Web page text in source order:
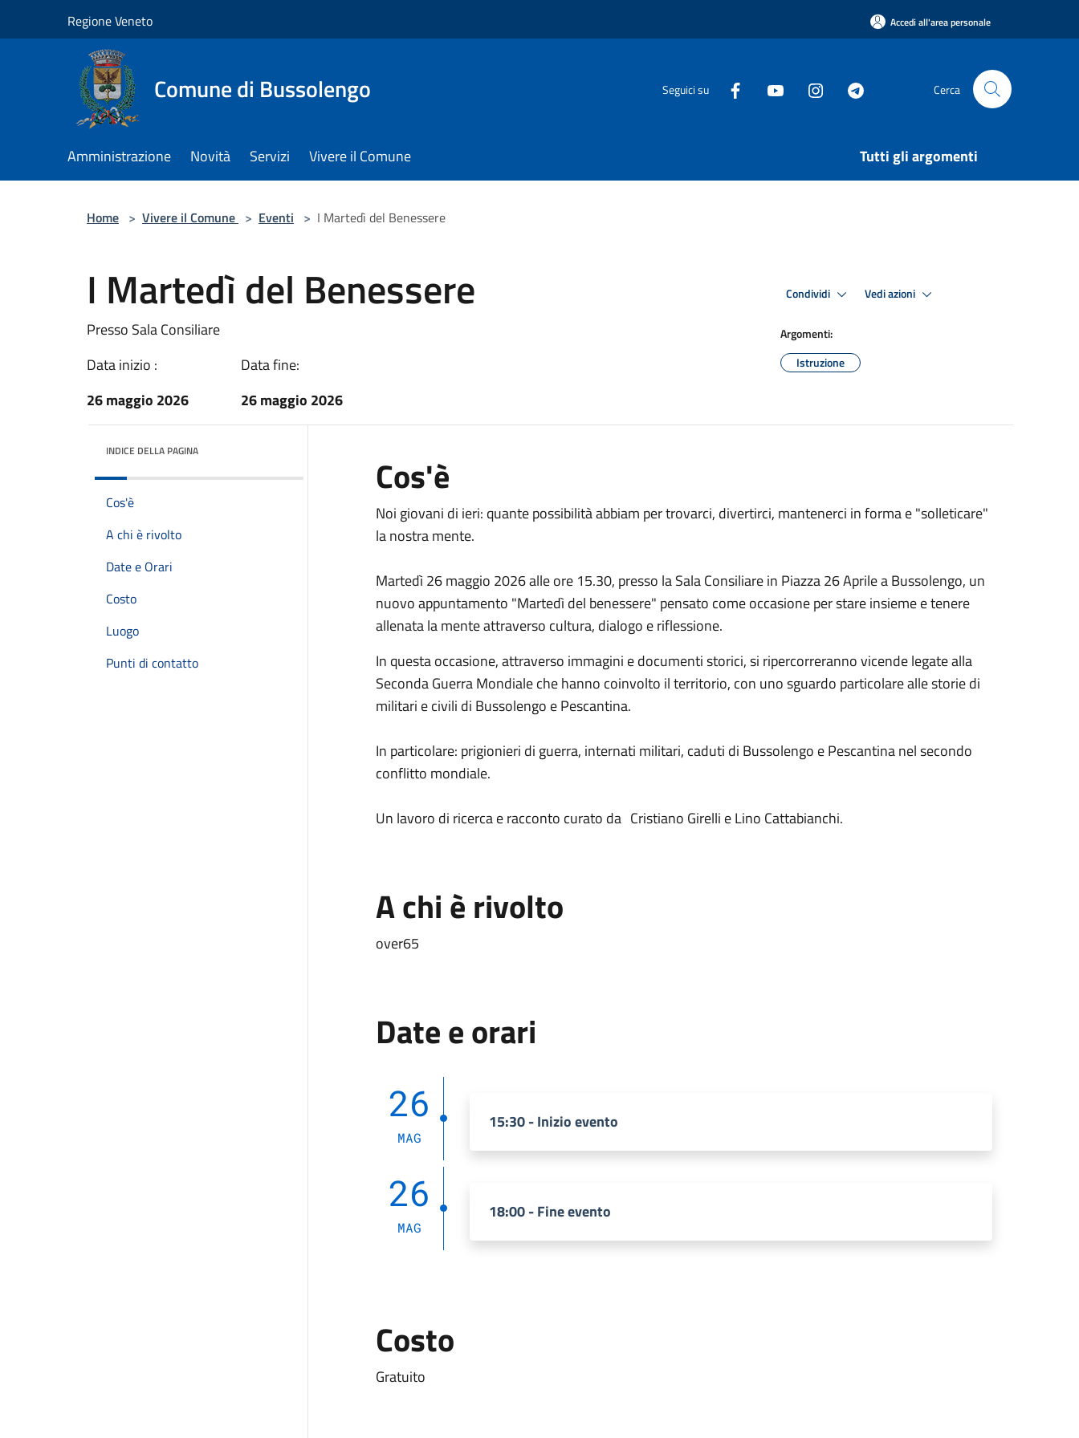
Regione Veneto Accedi all'area personale
Comune di Bussolengo Seguici su Cerca
Amministrazione Novità Servizi Vivere il Comune Tutti gli argomenti
Home > Vivere il Comune > Eventi > I Martedì del Benessere
I Martedì del Benessere
Presso Sala Consiliare
Data inizio :
26 maggio 2026
Data fine:
26 maggio 2026
Condividi Vedi azioni
Argomenti:
Istruzione
INDICE DELLA PAGINA
Cos'è
A chi è rivolto
Date e Orari
Costo
Luogo
Punti di contatto
Cos'è
Noi giovani di ieri: quante possibilità abbiam per trovarci, divertirci, mantenerci in forma e "solleticare"
la nostra mente.
Martedì 26 maggio 2026 alle ore 15.30, presso la Sala Consiliare in Piazza 26 Aprile a Bussolengo, un
nuovo appuntamento "Martedì del benessere" pensato come occasione per stare insieme e tenere
allenata la mente attraverso cultura, dialogo e riflessione.
In questa occasione, attraverso immagini e documenti storici, si ripercorreranno vicende legate alla
Seconda Guerra Mondiale che hanno coinvolto il territorio, con uno sguardo particolare alle storie di
militari e civili di Bussolengo e Pescantina.
In particolare: prigionieri di guerra, internati militari, caduti di Bussolengo e Pescantina nel secondo
conflitto mondiale.
Un lavoro di ricerca e racconto curato da Cristiano Girelli e Lino Cattabianchi.
A chi è rivolto
over65
Date e orari
26
MAG
15:30 - Inizio evento
26
MAG
18:00 - Fine evento
Costo
Gratuito